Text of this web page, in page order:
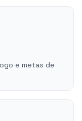
e metas de